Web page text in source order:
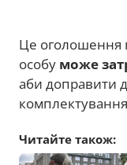
Це оголошення
особу може
аби доправити
Читайте також: